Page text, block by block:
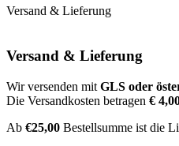
Versand & Lieferung
Versand & Lieferung
Wir versenden mit GLS oder
Die Versandkosten betragen €
Ab €25,00 Bestellsumme ist die